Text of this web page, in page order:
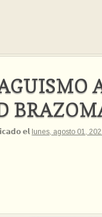
𝗲𝗹 lunes, agosto 01,